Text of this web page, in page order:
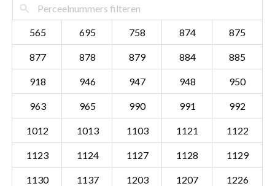
565 695 758 874 875
877 878 879 884 885
918 946 947 948 950
963 965 990 991 992
1012 1013 1103 1121 1122
1123 1124 1127 1128 1129
1130 1137 1203 1207 1226